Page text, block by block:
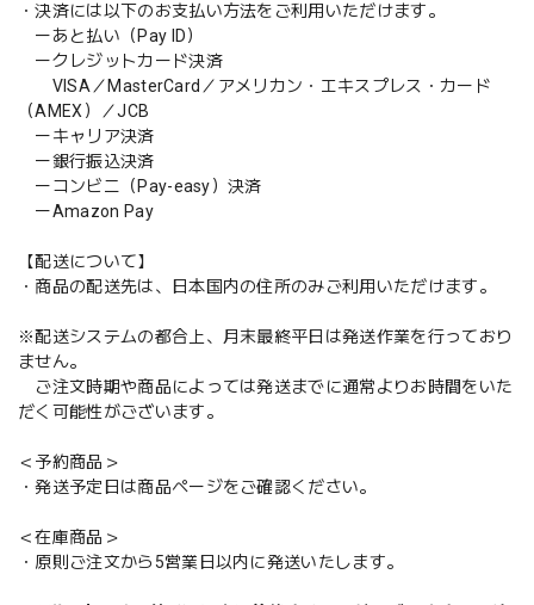
・決済には以下のお支払い方法をご利用いただけます。
ーあと払い（Pay ID）
ークレジットカード決済
VISA／MasterCard／アメリカン・エキスプレス・カード
（AMEX）／JCB
ーキャリア決済
ー銀行振込決済
ーコンビニ（Pay-easy）決済
ーAmazon Pay
【配送について】
・商品の配送先は、日本国内の住所のみご利用いただけます。
※配送システムの都合上、月末最終平日は発送作業を行っており
ません。
ご注文時期や商品によっては発送までに通常よりお時間をいた
だく可能性がございます。
＜予約商品＞
・発送予定日は商品ページをご確認ください。
＜在庫商品＞
・原則ご注文から5営業日以内に発送いたします。